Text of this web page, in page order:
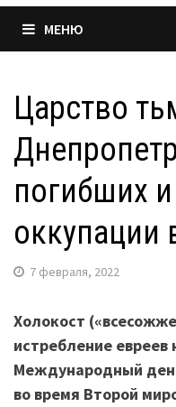
МЕНЮ
Царство
погибших
оккупации
7 февраля, 2022
Холокост
истребление евреев
Международный
во время Второй